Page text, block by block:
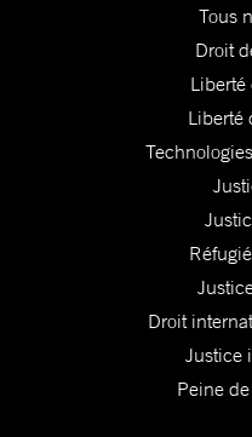
Tous
Droit
Liberté
Liberté
Droit
Justice
Peine